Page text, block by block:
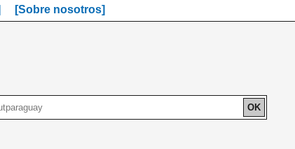
[Sobre nosotros]